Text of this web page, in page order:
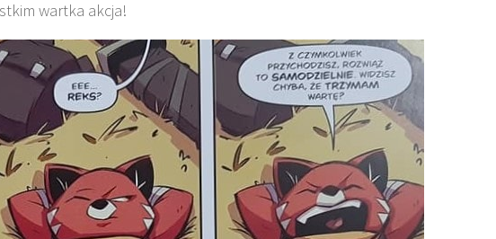
wartka akcja!